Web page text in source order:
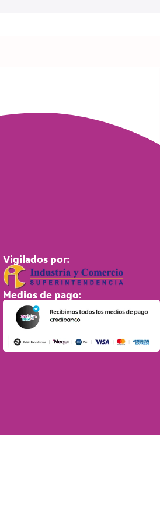
Vigilados por:
Medios de pago: